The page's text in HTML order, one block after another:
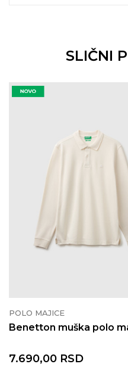
SLIČNI
POLO MAJICE
Benetton muška polo
7.690,00 RSD